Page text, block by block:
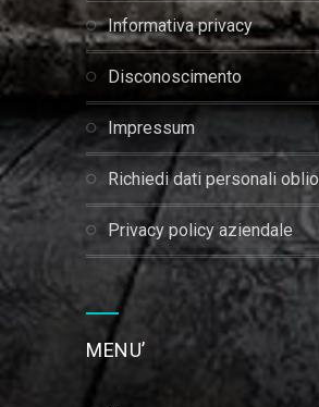
informativa privacy
disconoscimento
impressum
richiedi dati personali oblio
privacy policy aziendale
MENU’